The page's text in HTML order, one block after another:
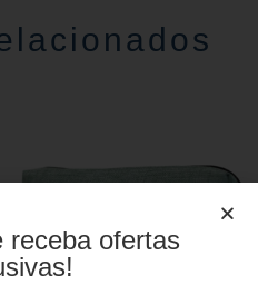
receba ofertas